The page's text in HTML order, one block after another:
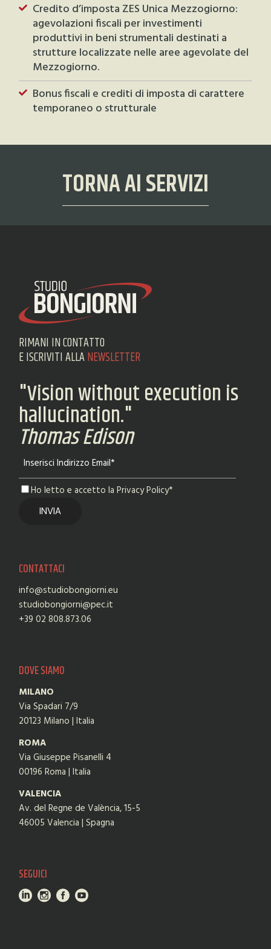
Credito d’imposta ZES Unica Mezzogiorno:
agevolazioni fiscali per investimenti
produttivi in beni strumentali destinati a
strutture localizzate nelle aree agevolate del
Mezzogiorno.
Bonus fiscali e crediti di imposta di carattere
temporaneo o strutturale
TORNA AI SERVIZI
RIMANI IN CONTATTO
E ISCRIVITI ALLANEWSLETTER
"Vision without execution is
hallucination."
Thomas Edison
Ho letto e accetto la Privacy Policy*
CONTATTACI
info@studiobongiorni.eu
studiobongiorni@pec.it
+39 02 808.873.06
DOVE SIAMO
MILANO
Via Spadari 7/9
20123 Milano | Italia
ROMA
Via Giuseppe Pisanelli 4
00196 Roma | Italia
VALENCIA
Av. del Regne de València, 15-5
46005 Valencia | Spagna
SEGUICI